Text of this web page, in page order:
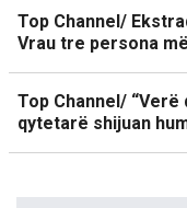
Top Channel/
Vrau tre persona
Top Channel/ “Verë
qytetarë shijuan